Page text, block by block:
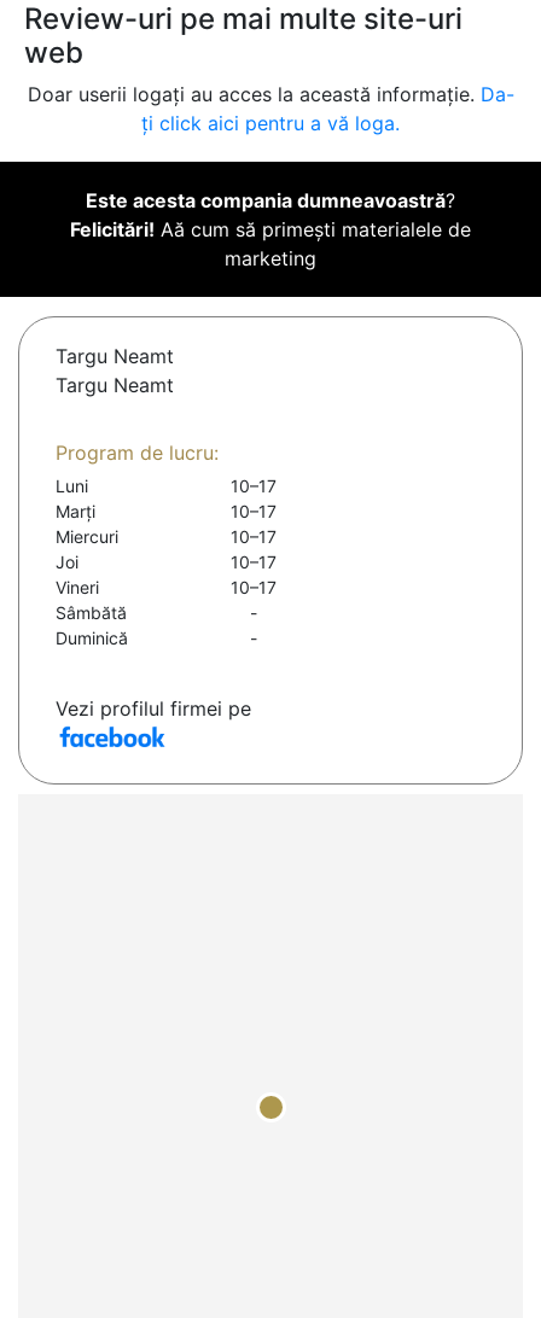
Review-uri pe mai multe site-uri
web
Doar userii logați au acces la această informație. Da-
ți click aici pentru a vă loga.
Este acesta compania dumneavoastră?
Felicitări! Aă cum să primești materialele de
marketing
Targu Neamt
Targu Neamt
Program de lucru:
Luni
10–17
Marți
10–17
Miercuri
10–17
Joi
10–17
Vineri
10–17
Sâmbătă
-
Duminică
-
Vezi profilul firmei pe